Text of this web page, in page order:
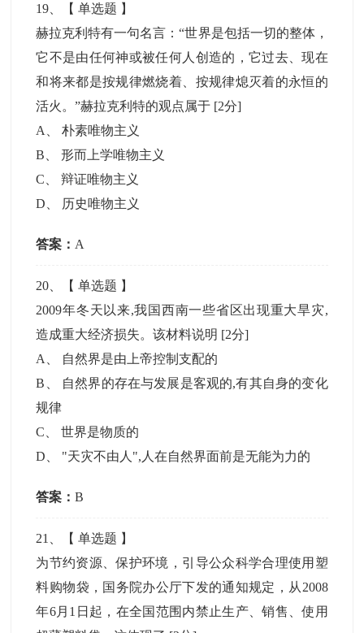
19 、【单选题 】
赫拉克利特有一句名言：“世界是包括一切的整体，
它不是由任何神或被任何人创造的，它过去、现在
和将来都是按规律燃烧着、按规律熄灭着的永恒的
活火。”赫拉克利特的观点属于 [2分]
A
、朴素唯物主义
B 、形而上学唯物主义
C 、辩证唯物主义
D
历史唯物主义
答案： A
20 、【单选题 】
2009年冬天以来,我国西南一些省区出现重大旱灾,
造成重大经济损失。该材料说明 [2分]
A
自然界是由上帝控制支配的
B
自然界的存在与发展是客观的,有其自身的变化
规律
C 、世界是物质的
D
"天灾不由人",人在自然界面前是无能为力的
答案：B
21 、【单选题 】
为节约资源、保护环境，引导公众科学合理使用塑
料购物袋，国务院办公厅下发的通知规定，从2008
年6月1日起，在全国范围内禁止生产、销售、使用